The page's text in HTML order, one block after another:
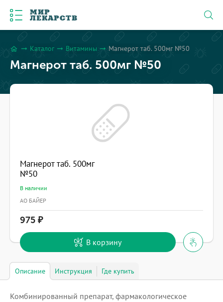
МИР
ЛЕКАРСТВ
home arrow_right_alt Каталог arrow_right_alt Витамины arrow_right_alt Магнерот таб. 500мг №50
Магнерот таб. 500мг №50
Магнерот таб. 500мг
№50
В наличии
АО БАЙЕР
975
В корзину
Описание Инструкция Где купить
Комбинированный препарат, фармакологическое